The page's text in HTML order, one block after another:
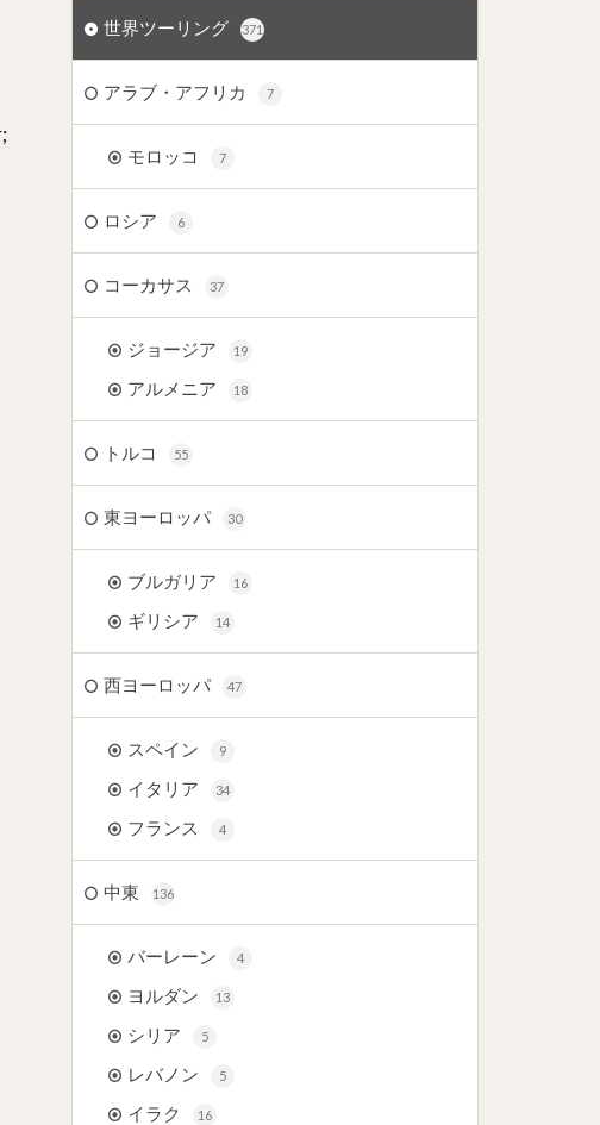
世界ツーリング 371
アラブ・アフリカ 7
モロッコ 7
ロシア 6
コーカサス 37
ジョージア 19
アルメニア 18
トルコ 55
東ヨーロッパ 30
ブルガリア 16
ギリシア 14
西ヨーロッパ 47
スペイン 9
イタリア 34
フランス 4
中東 136
バーレーン 4
ヨルダン 13
シリア 5
レバノン 5
イラク 16